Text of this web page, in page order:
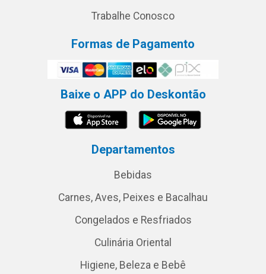
Trabalhe Conosco
Formas de Pagamento
Baixe o APP do Deskontão
Departamentos
Bebidas
Carnes, Aves, Peixes e Bacalhau
Congelados e Resfriados
Culinária Oriental
Higiene, Beleza e Bebê